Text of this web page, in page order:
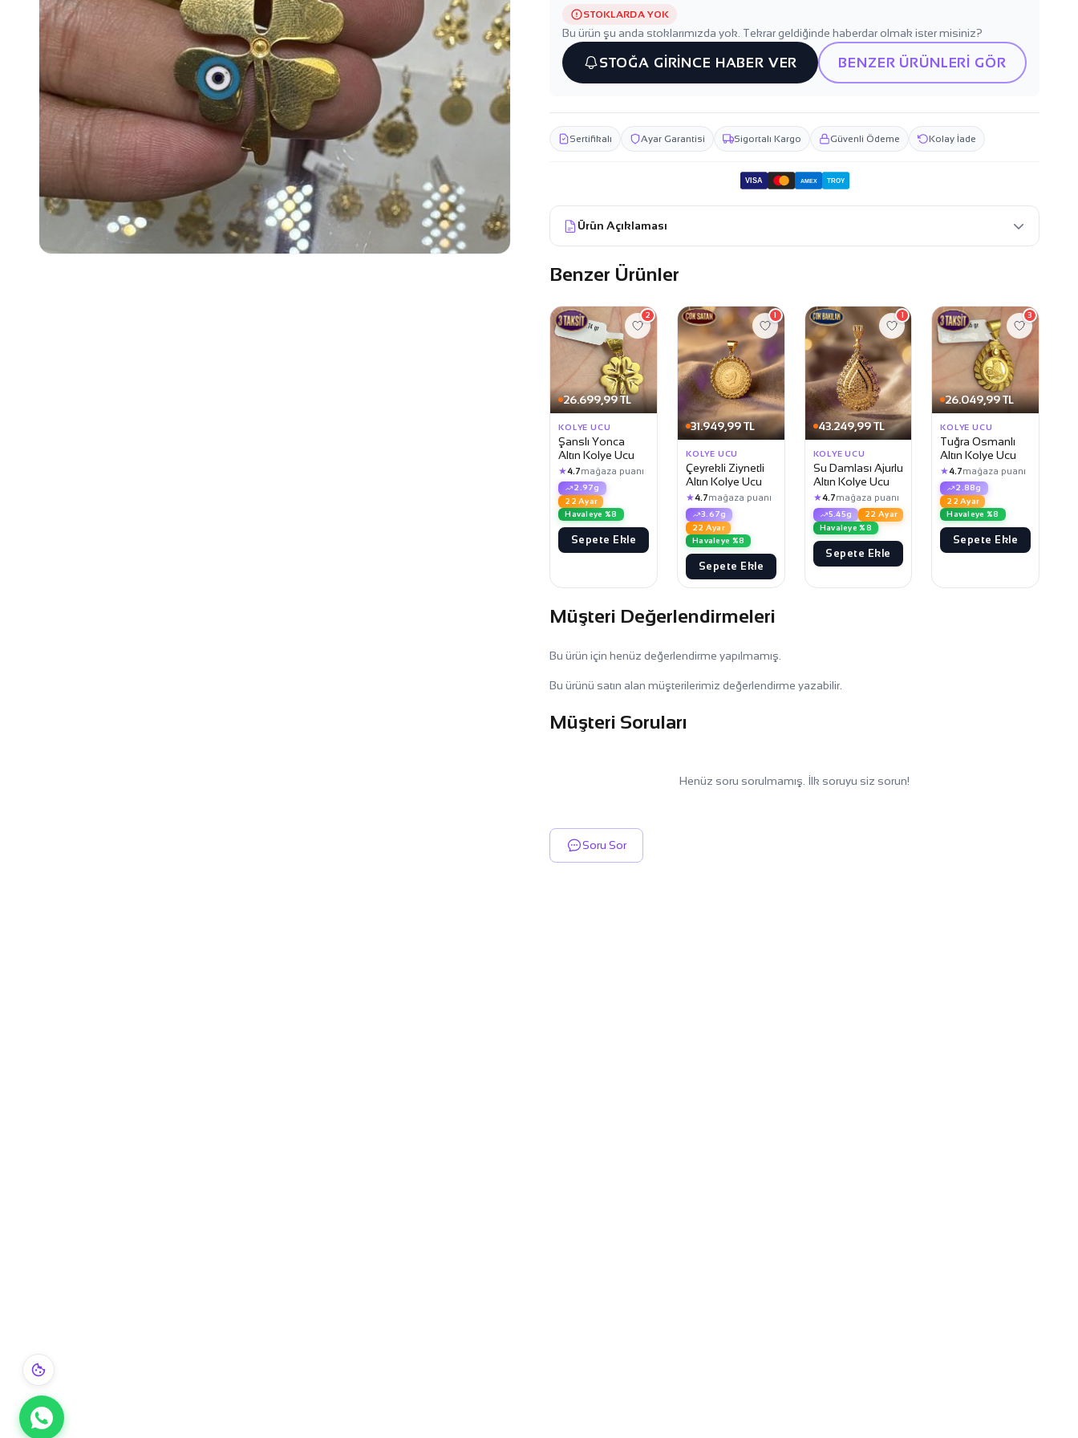
STOKLARDA YOK
Bu ürün şu anda stoklarımızda yok. Tekrar geldiğinde haberdar olmak ister misiniz?
STOĞA GİRİNCE HABER VER BENZER ÜRÜNLERİ GÖR
Sertifikalı Ayar Garantisi Sigortalı Kargo Güvenli Ödeme Kolay İade
VISA AMEX TROY
Ürün Açıklaması
Benzer Ürünler
26.699,99 TL
2
KOLYE UCU
Şanslı Yonca
Altın Kolye Ucu
★4.7mağaza puanı
2.97g
22 Ayar
Havaleye %8
Sepete Ekle
31.949,99 TL
1
KOLYE UCU
Çeyrekli Ziynetli
Altın Kolye Ucu
★4.7mağaza puanı
3.67g
22 Ayar
Havaleye %8
Sepete Ekle
43.249,99 TL
1
KOLYE UCU
Su Damlası Ajurlu
Altın Kolye Ucu
★4.7mağaza puanı
5.45g
22 Ayar
Havaleye %8
Sepete Ekle
26.049,99 TL
3
KOLYE UCU
Tuğra Osmanlı
Altın Kolye Ucu
★4.7mağaza puanı
2.88g
22 Ayar
Havaleye %8
Sepete Ekle
Müşteri Değerlendirmeleri
Bu ürün için henüz değerlendirme yapılmamış.
Bu ürünü satın alan müşterilerimiz değerlendirme yazabilir.
Müşteri Soruları
Henüz soru sorulmamış. İlk soruyu siz sorun!
Soru Sor